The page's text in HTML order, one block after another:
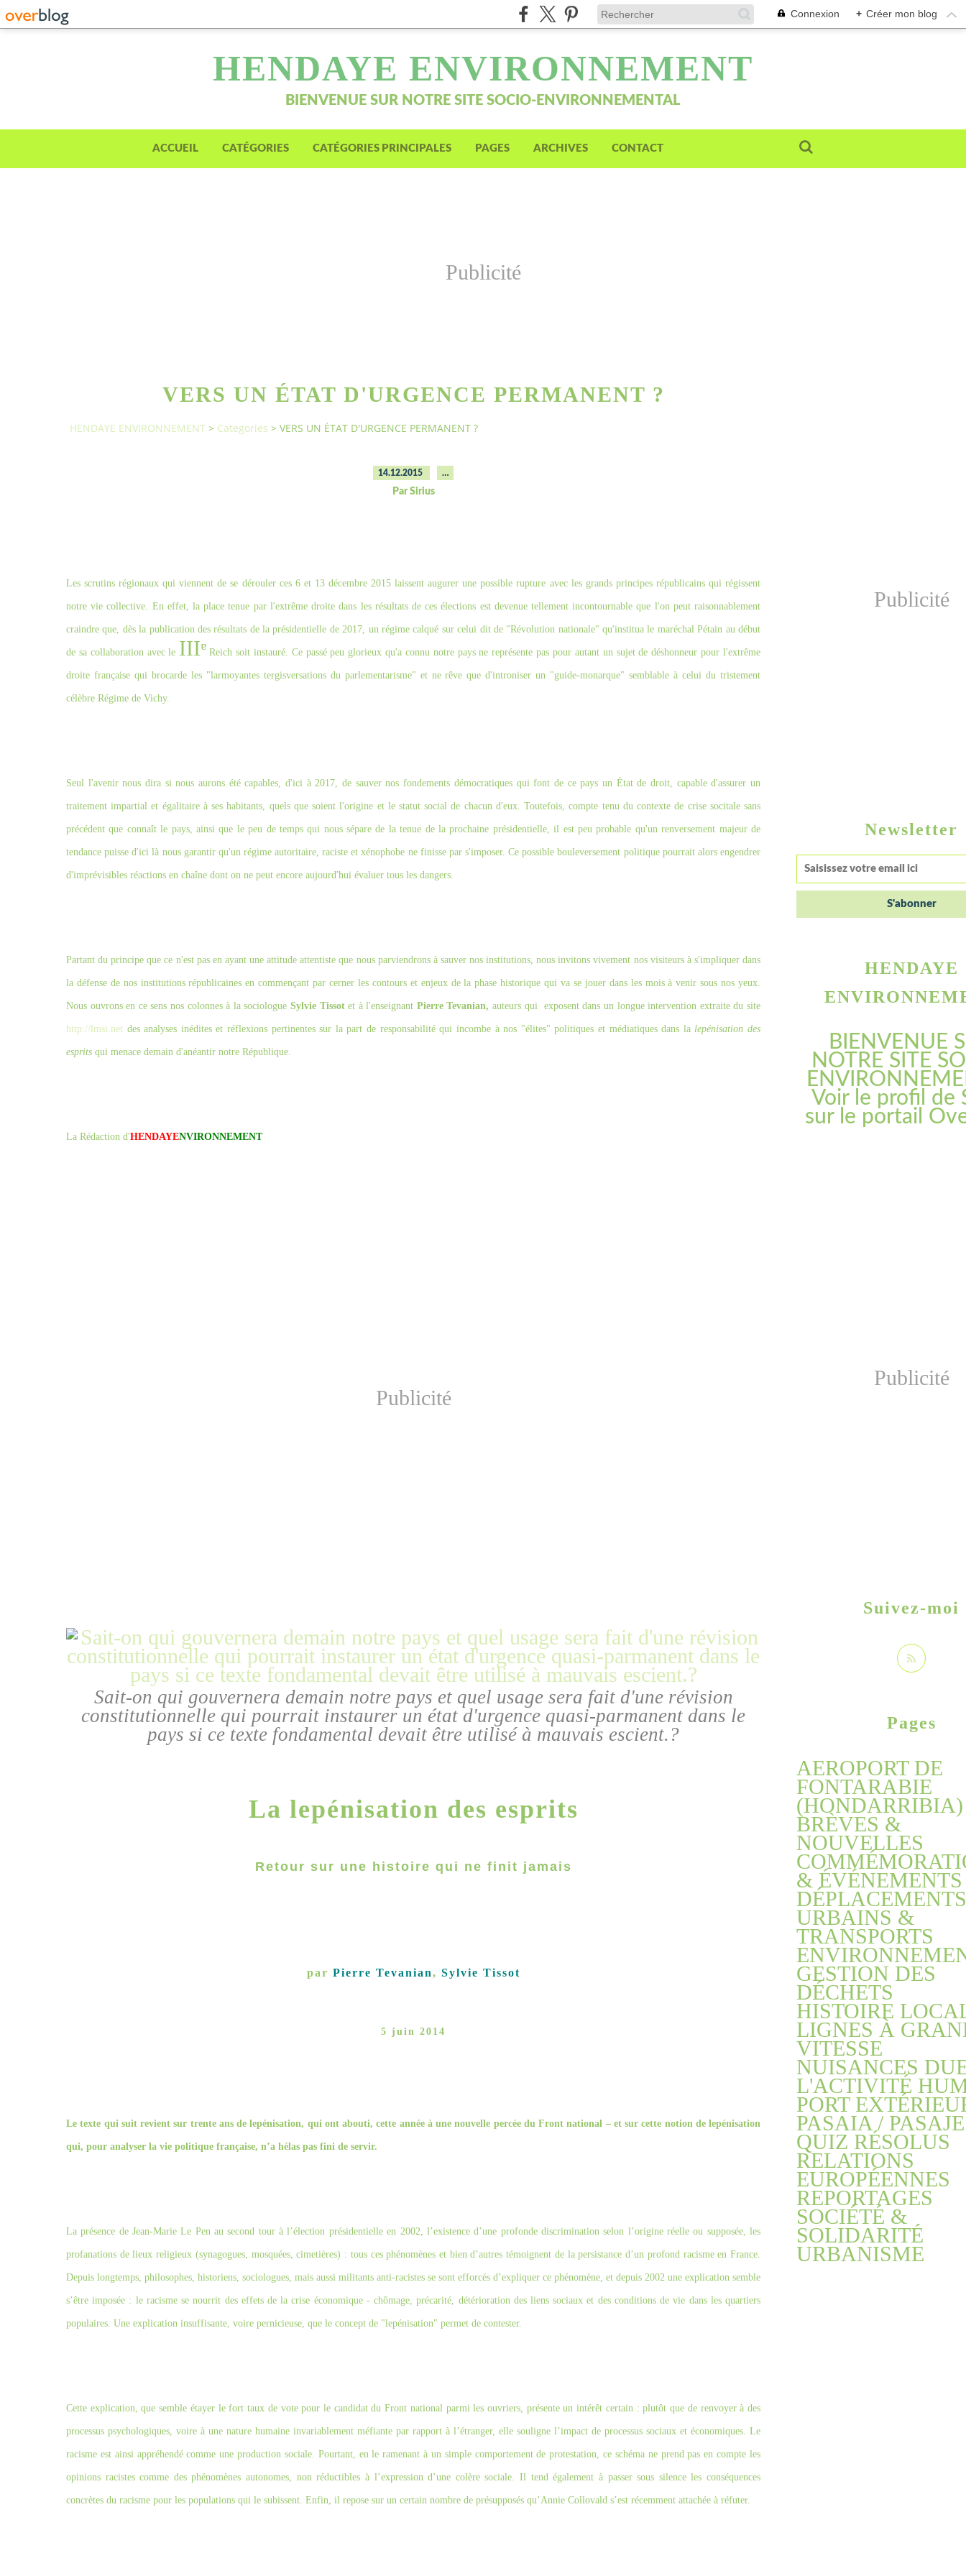
Connexion + Créer mon blog
HENDAYE ENVIRONNEMENT
BIENVENUE SUR NOTRE SITE SOCIO-ENVIRONNEMENTAL
ACCUEIL CATÉGORIES CATÉGORIES PRINCIPALES PAGES ARCHIVES CONTACT
Publicité
VERS UN ÉTAT D'URGENCE PERMANENT ?
HENDAYE ENVIRONNEMENT > Categories > VERS UN ÉTAT D'URGENCE PERMANENT ?
14.12.2015 …
Par Sirius
Les scrutins régionaux qui viennent de se dérouler ces 6 et 13 décembre 2015 laissent augurer une possible rupture avec les grands principes républicains qui régissent
notre vie collective. En effet, la place tenue par l'extrême droite dans les résultats de ces élections est devenue tellement incontournable que l'on peut raisonnablement
craindre que, dès la publication des résultats de la présidentielle de 2017, un régime calqué sur celui dit de "Révolution nationale" qu'institua le maréchal Pétain au début
de sa collaboration avec le IIIᵄ Reich soit instauré. Ce passé peu glorieux qu'a connu notre pays ne représente pas pour autant un sujet de déshonneur pour l'extrême
droite française qui brocarde les "larmoyantes tergisversations du parlementarisme" et ne rêve que d'introniser un "guide-monarque" semblable à celui du tristement
célèbre Régime de Vichy.
Seul l'avenir nous dira si nous aurons été capables, d'ici à 2017, de sauver nos fondements démocratiques qui font de ce pays un État de droit, capable d'assurer un
traitement impartial et égalitaire à ses habitants, quels que soient l'origine et le statut social de chacun d'eux. Toutefois, compte tenu du contexte de crise socitale sans
précédent que connaît le pays, ainsi que le peu de temps qui nous sépare de la tenue de la prochaine présidentielle, il est peu probable qu'un renversement majeur de
tendance puisse d'ici là nous garantir qu'un régime autoritaire, raciste et xénophobe ne finisse par s'imposer. Ce possible bouleversement politique pourrait alors engendrer
d'imprévisibles réactions en chaîne dont on ne peut encore aujourd'hui évaluer tous les dangers.
Partant du principe que ce n'est pas en ayant une attitude attentiste que nous parviendrons à sauver nos institutions, nous invitons vivement nos visiteurs à s'impliquer dans
la défense de nos institutions républicaines en commençant par cerner les contours et enjeux de la phase historique qui va se jouer dans les mois à venir sous nos yeux.
Nous ouvrons en ce sens nos colonnes à la sociologue Sylvie Tissotet à l'enseignant Pierre Tevanian,auteurs qui exposent dans un longue intervention extraite du site
http://lmsi.net des analyses inédites et réflexions pertinentes sur la part de responsabilité qui incombe à nos "élites" politiques et médiatiques dans la lepénisation des
esprits qui menace demain d'anéantir notre République.
La Rédaction d'HENDAYENVIRONNEMENT
Publicité
Sait-on qui gouvernera demain notre pays et quel usage sera fait d'une révision
constitutionnelle qui pourrait instaurer un état d'urgence quasi-parmanent dans le
pays si ce texte fondamental devait être utilisé à mauvais escient.?
La lepénisation des esprits
Retour sur une histoire qui ne finit jamais
par Pierre Tevanian, Sylvie Tissot
5 juin 2014
Le texte qui suit revient sur trente ans de lepénisation, qui ont abouti, cette année à une nouvelle percée du Front national – et sur cette notion de lepénisation
qui, pour analyser la vie politique française, n’a hélas pas fini de servir.
La présence de Jean-Marie Le Pen au second tour à l’élection présidentielle en 2002, l’existence d’une profonde discrimination selon l’origine réelle ou supposée, les
profanations de lieux religieux (synagogues, mosquées, cimetières) : tous ces phénomènes et bien d’autres témoignent de la persistance d’un profond racisme en France.
Depuis longtemps, philosophes, historiens, sociologues, mais aussi militants anti-racistes se sont efforcés d’expliquer ce phénomène, et depuis 2002 une explication semble
s’être imposée : le racisme se nourrit des effets de la crise économique - chômage, précarité, détérioration des liens sociaux et des conditions de vie dans les quartiers
populaires. Une explication insuffisante, voire pernicieuse, que le concept de "lepénisation" permet de contester.
Cette explication, que semble étayer le fort taux de vote pour le candidat du Front national parmi les ouvriers, présente un intérêt certain : plutôt que de renvoyer à des
processus psychologiques, voire à une nature humaine invariablement méfiante par rapport à l’étranger, elle souligne l’impact de processus sociaux et économiques. Le
racisme est ainsi appréhendé comme une production sociale. Pourtant, en le ramenant à un simple comportement de protestation, ce schéma ne prend pas en compte les
opinions racistes comme des phénomènes autonomes, non réductibles à l’expression d’une colère sociale. Il tend également à passer sous silence les conséquences
concrètes du racisme pour les populations qui le subissent. Enfin, il repose sur un certain nombre de présupposés qu’Annie Collovald s’est récemment attachée à réfuter.
Newsletter
Publicité
Pages
AEROPORT DE
FONTARABIE
(HONDARRIBIA)
BRÈVES &
NOUVELLES
& ÉVÉNEMENTS
DÉPLACEMENTS
URBAINS &
TRANSPORTS
GESTION DES
DÉCHETS
HISTOIRE
LIGNES À
VITESSE
NUISANCES
L'ACTIVITÉ
PORT
PASAIA /
QUIZ RÉSOLUS
RELATIONS
EUROPÉENNES
REPORTAGES
SOCIÉTÉ &
SOLIDARITÉ
URBANISME
HENDAYE
BIENVENUE
NOTRE SITE
Voir le profil de
sur le portail
Suivez-moi
Publicité